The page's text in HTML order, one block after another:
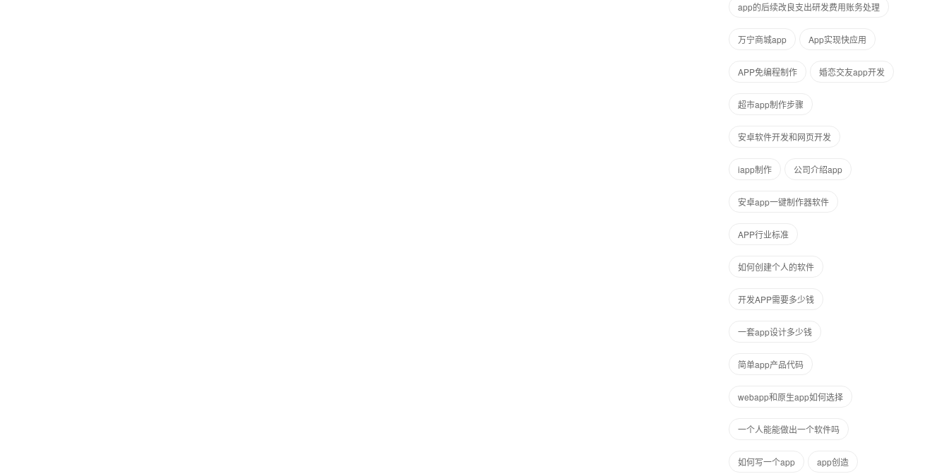
app的后续改良支出研发费用账务处理
万宁商城app App实现快应用
APP免编程制作 婚恋交友app开发
超市app制作步骤
安卓软件开发和网页开发
iapp制作 公司介绍app
安卓app一键制作器软件
APP行业标准
如何创建个人的软件
开发APP需要多少钱
一套app设计多少钱
简单app产品代码
webapp和原生app如何选择
一个人能能做出一个软件吗
如何写一个app app创造